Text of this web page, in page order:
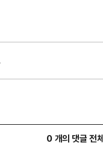
0 개의 댓글 전